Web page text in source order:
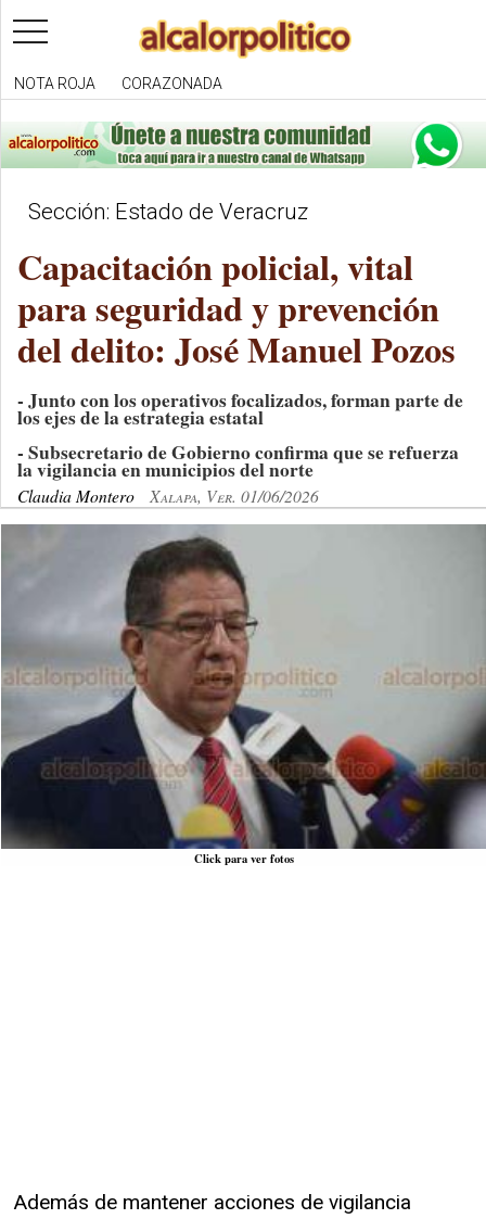
toggle
navigation
NOTA ROJA CORAZONADA
Sección: Estado de Veracruz
Capacitación policial, vital
para seguridad y prevención
del delito: José Manuel Pozos
- Junto con los operativos focalizados, forman parte de
los ejes de la estrategia estatal
- Subsecretario de Gobierno confirma que se refuerza
la vigilancia en municipios del norte
Claudia Montero Xalapa, Ver. 01/06/2026
Click para ver fotos
Además de mantener acciones de vigilancia